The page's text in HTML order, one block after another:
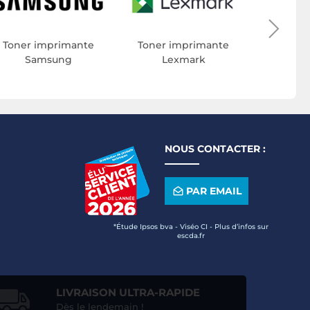
Toner imprimante
Samsung
Toner imprimante
Lexmark
NOUS CONTACTER :
PAR EMAIL
*Étude Ipsos bva - Viséo CI - Plus d’infos sur
escda.fr
LIVRAISON ULTRA-RAPIDE
Dès le lendemain !